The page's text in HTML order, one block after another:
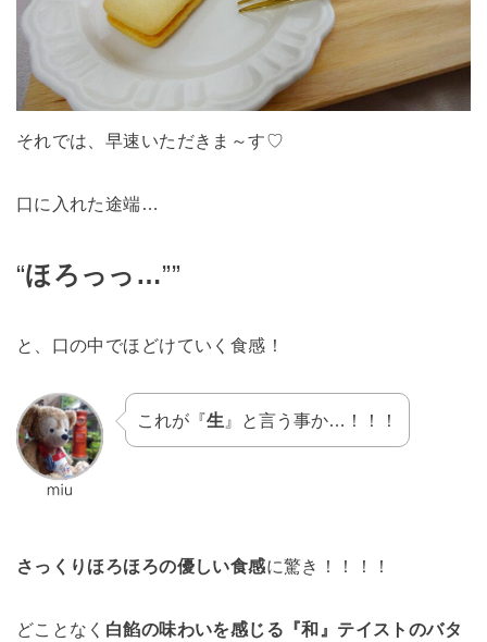
それでは、早速いただきま～す♡
口に入れた途端…
“ほろっっ…””
と、口の中でほどけていく食感！
これが『生 』と言う事か…！！！
さっくりほろほろの優しい食感に驚き！！！！
どことなく 白餡の味わいを感じる『和』テイストのバタ